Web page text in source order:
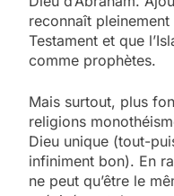
reconnaît pleinement
Testament et que
comme prophètes.
Mais surtout, plus
religions
Dieu unique (tout-
infiniment bon). En
ne peut qu’être le